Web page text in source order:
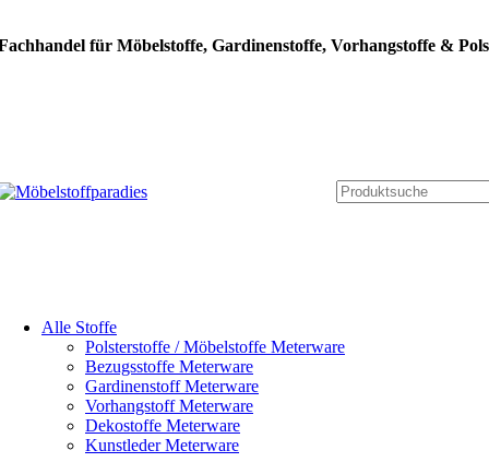
für Möbelstoffe, Gardinenstoffe, Vorhangstoffe &
Alle Stoffe
Polsterstoffe / Möbelstoffe Meterware
Bezugsstoffe Meterware
Gardinenstoff Meterware
Vorhangstoff Meterware
Dekostoffe Meterware
Kunstleder Meterware